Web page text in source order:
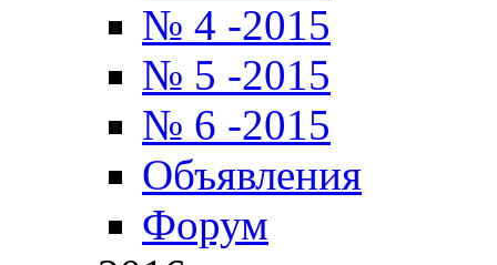
№ 4 -2015
№ 5 -2015
№ 6 -2015
Объявления
Форум